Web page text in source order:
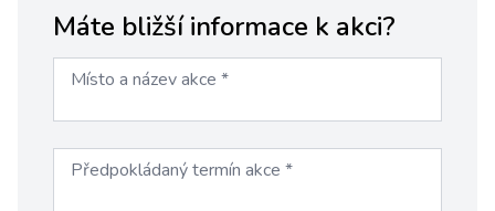
Máte bližší informace k akci?
Místo a název akce *
Předpokládaný termín akce *